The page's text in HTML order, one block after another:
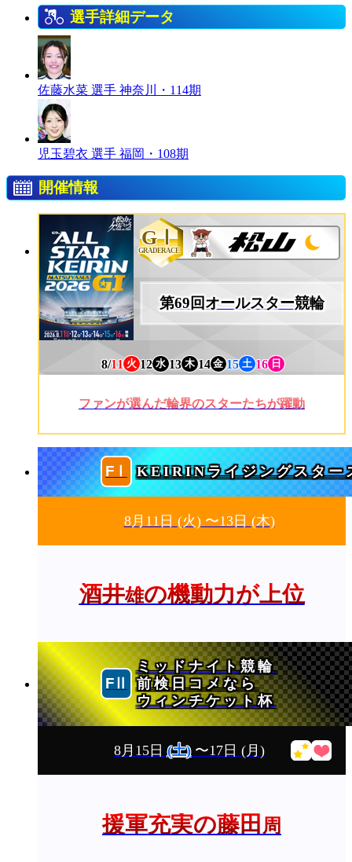
選手詳細データ
佐藤水菜 選手 神奈川・114期
児玉碧衣 選手 福岡・108期
開催情報
GⅠ
GRADERACE
第69回オールスター競輪
8/11 火 12 水 13 木 14 金 15 土 16 日
ファンが選んだ輪界のスターたちが躍動
KEIRINライジングスター
8月11日 (火)〜13日 (木)
酒井雄の機動力が上位
ミッドナイト競輪
前検日コメなら
ウィンチケット杯
8月15日(土)〜17日 (月)
援軍充実の藤田周